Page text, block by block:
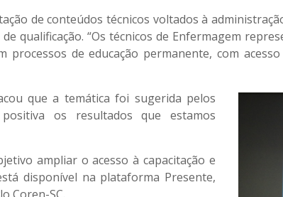
de conteúdos técnicos voltados à
qualificação. “Os técnicos de Enfermagem
de educação permanente, com
que a temática foi sugerida pelos
os resultados que estamos
ampliar o acesso à capacitação e
disponível na plataforma Presente,